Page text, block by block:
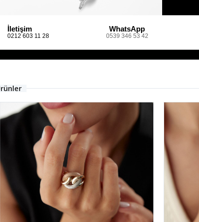
İletişim
0212 603 11 28
WhatsApp
0539 346 53 42